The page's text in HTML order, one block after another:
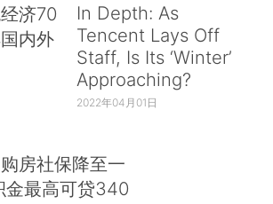
济70
内外
In Depth: As
Tencent Lays Off
Staff, Is Its ‘Winter’
Approaching?
2022年04月01日
房社保降至一
金最高可贷340